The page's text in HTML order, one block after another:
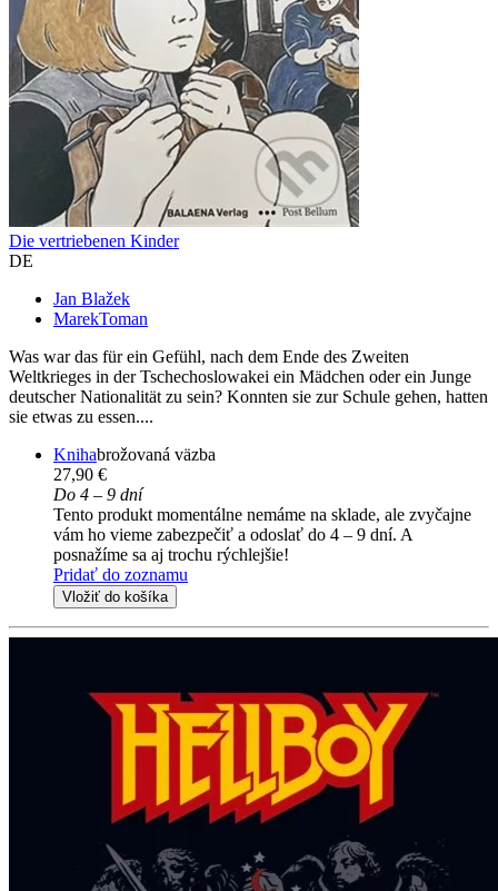
Die vertriebenen Kinder
DE
Jan Blažek
MarekToman
Was war das für ein Gefühl, nach dem Ende des Zweiten
Weltkrieges in der Tschechoslowakei ein Mädchen oder ein Junge
deutscher Nationalität zu sein? Konnten sie zur Schule gehen, hatten
sie etwas zu essen....
Knihabrožovaná väzba
27,90 €
Do 4 – 9 dní
Tento produkt momentálne nemáme na sklade, ale zvyčajne
vám ho vieme zabezpečiť a odoslať do 4 – 9 dní. A
posnažíme sa aj trochu rýchlejšie!
Pridať do zoznamu
Vložiť do košíka